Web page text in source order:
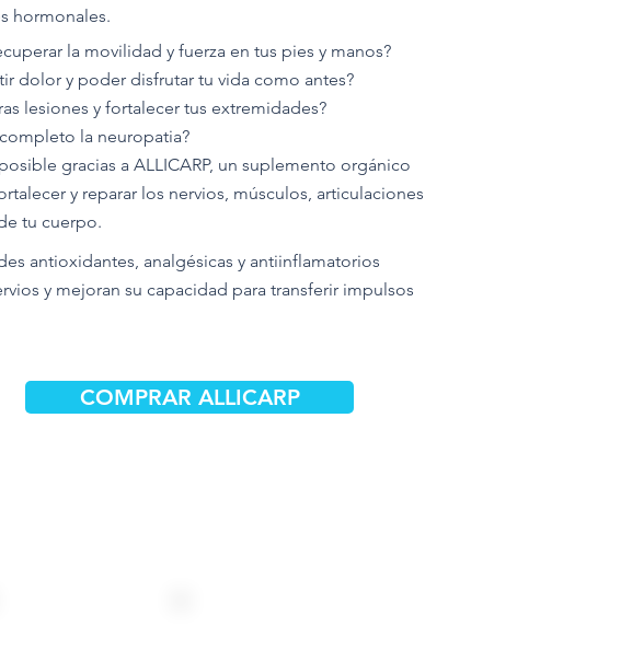
hormonales.
la movilidad y fuerza en tus pies y manos?
dolor y poder disfrutar tu vida como antes?
lesiones y fortalecer tus extremidades?
la neuropatia?
gracias a ALLICARP, un suplemento orgánico
y reparar los nervios, músculos, articulaciones
tu cuerpo.
antioxidantes, analgésicas y antiinflamatorios
y mejoran su capacidad para transferir impulsos
COMPRAR ALLICARP